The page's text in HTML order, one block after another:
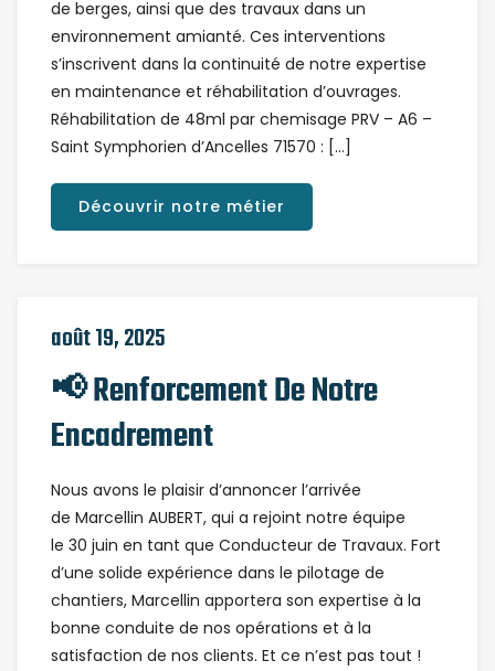
de berges, ainsi que des travaux dans un
environnement amianté. Ces interventions
s’inscrivent dans la continuité de notre expertise
en maintenance et réhabilitation d’ouvrages.
Réhabilitation de 48ml par chemisage PRV – A6 –
Saint Symphorien d’Ancelles 71570 : […]
Découvrir notre métier
août 19, 2025
📢 Renforcement De Notre
Encadrement
Nous avons le plaisir d’annoncer l’arrivée
de Marcellin AUBERT, qui a rejoint notre équipe
le 30 juin en tant que Conducteur de Travaux. Fort
d’une solide expérience dans le pilotage de
chantiers, Marcellin apportera son expertise à la
bonne conduite de nos opérations et à la
satisfaction de nos clients. Et ce n’est pas tout !